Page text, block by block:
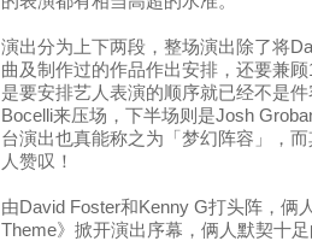
演出分为上下两段，整场演出除了将
曲及制作过的作品作出安排，还要兼
是要安排艺人表演的顺序就已经不是
Bocelli来压场，下半场则是Josh
台演出也真能称之为「梦幻阵容」，
人赞叹！
由David Foster和Kenny G打头阵，俩
Theme》掀开演出序幕，俩人默契十